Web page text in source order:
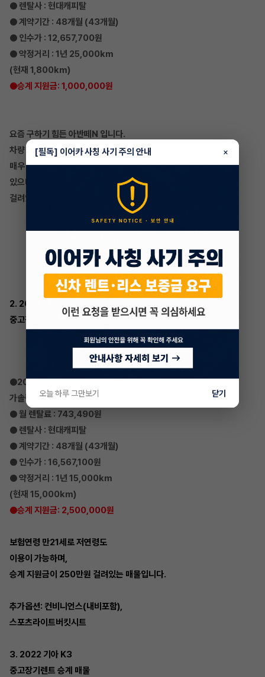
● 렌탈사 : 현대캐피탈
● 계약기간 : 48개월 (43개월)
● 인수가 : 12,657,700원
● 약정거리 : 1년 25,000km
(현재 1,800km)
●승계 지원금: 1,000,000원
요즘 구하기 힘든 아반떼N 입니다.
차량 진행한지 얼마되지 않아 주행거리도
매우 짧으며 키로수도 넉넉하게 들어가
있으며, 승계 지원금 100만원이
걸려있는 차량입니다.
2. 2022 현대 아반떼 N
중고장기렌트 승계 매물
●2022 현대 아반떼 N
가솔린 2.0 터보 N DCT
● 월 렌탈료 : 743,490원
● 렌탈사 : 현대캐피탈
● 계약기간 : 48개월 (43개월)
● 인수가 : 16,567,100원
● 약정거리 : 1년 15,000km
(현재 15,000km)
●승계 지원금: 2,500,000원
보험연령 만21세로 저연령도
이용이 가능하며,
승계 지원금이 250만원 걸려있는 매물입니다.
추가옵션: 컨비니언스(내비포함),
스포츠라이트버킷시트
3. 2022 기아 K3
중고장기렌트 승계 매물
[필독] 이어카 사칭 사기 주의 안내 ×
오늘 하루 그만보기 닫기